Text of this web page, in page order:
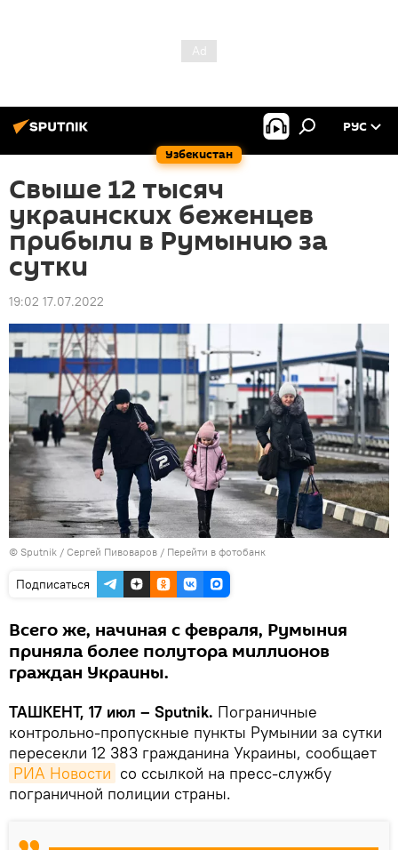
Узбекистан
РУС
Свыше 12 тысяч
украинских беженцев
прибыли в Румынию за
сутки
19:02 17.07.2022
© Sputnik / Сергей Пивоваров / Перейти в фотобанк
Подписаться
Всего же, начиная с февраля, Румыния
приняла более полутора миллионов
граждан Украины.
ТАШКЕНТ, 17 июл – Sputnik. Пограничные
контрольно-пропускные пункты Румынии за сутки
пересекли 12 383 гражданина Украины, сообщает
РИА Новости со ссылкой на пресс-службу
пограничной полиции страны.